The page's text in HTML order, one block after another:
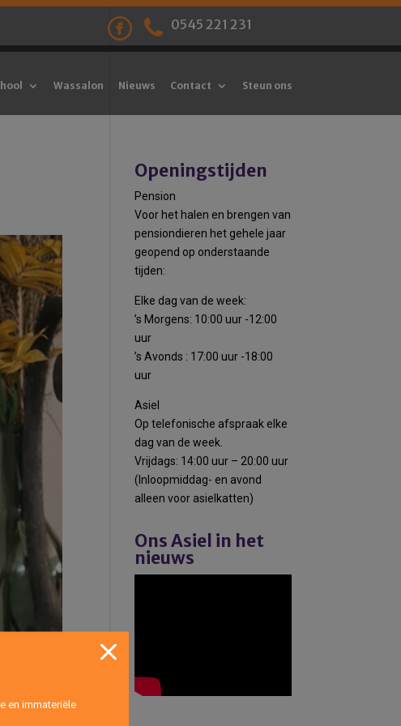
0545 221 231
Wassalon Nieuws Contact Steun ons
Openingstijden
Pension
Voor het halen en brengen van
pensiondieren het gehele jaar
geopend op onderstaande
tijden:
Elke dag van de week:
’s Morgens: 10:00 uur -12:00
uur
’s Avonds : 17:00 uur -18:00
uur
Asiel
Op telefonische afspraak elke
dag van de week.
Vrijdags: 14:00 uur – 20:00 uur
(Inloopmiddag- en avond
alleen voor asielkatten)
Ons Asiel in het
nieuws
en immateriële